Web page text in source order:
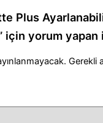
Plus
için yorum
Gerekli